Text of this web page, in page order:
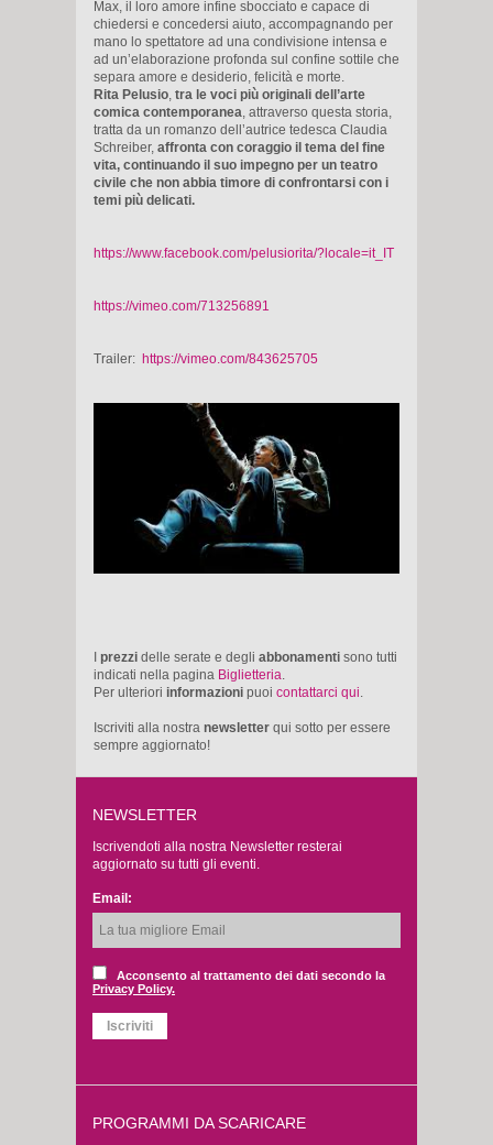
Max, il loro amore infine sbocciato e capace di
chiedersi e concedersi aiuto, accompagnando per
mano lo spettatore ad una condivisione intensa e
ad un’elaborazione profonda sul confine sottile che
separa amore e desiderio, felicità e morte.
Rita Pelusio tra le voci più originali dell’arte
comica contemporanea , attraverso questa storia,
tratta da un romanzo dell’autrice tedesca Claudia
Schreiber, affronta con coraggio il tema del fine
vita, continuando il suo impegno per un teatro
civile che non abbia timore di confrontarsi con i
temi più delicati.
https://www.facebook.com/pelusiorita/?locale=it_IT
https://vimeo.com/713256891
Trailer: https://vimeo.com/843625705
prezzi delle serate e degli abbonamenti sono tutti
indicati nella pagina Biglietteria.
Per ulteriori informazioni puoi contattarci qui.
Iscriviti alla nostra newsletter qui sotto per essere
sempre aggiornato!
NEWSLETTER
Iscrivendoti alla nostra Newsletter resterai
aggiornato su tutti gli eventi.
Email:
Acconsento al trattamento dei dati secondo la
Privacy Policy.
PROGRAMMI DA SCARICARE